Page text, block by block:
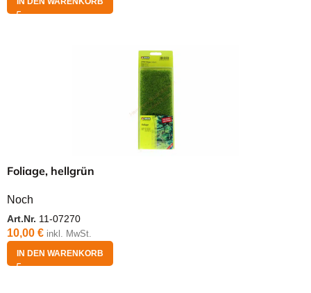
Foliage, hellgrün
Noch
Art.Nr. 11-07270
10,00 € inkl. MwSt.
IN DEN WARENKORB